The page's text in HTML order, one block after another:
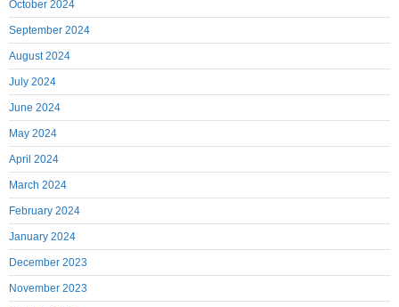
October 2024
September 2024
August 2024
July 2024
June 2024
May 2024
April 2024
March 2024
February 2024
January 2024
December 2023
November 2023